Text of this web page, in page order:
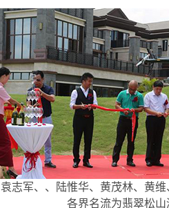
袁志军、、陆惟华、黄茂林、黄
各界名流为翡翠松